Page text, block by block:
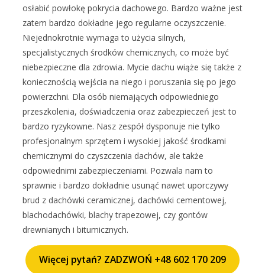
osłabić powłokę pokrycia dachowego. Bardzo ważne jest
zatem bardzo dokładne jego regularne oczyszczenie.
Niejednokrotnie wymaga to użycia silnych,
specjalistycznych środków chemicznych, co może być
niebezpieczne dla zdrowia. Mycie dachu wiąże się także z
koniecznością wejścia na niego i poruszania się po jego
powierzchni. Dla osób niemających odpowiedniego
przeszkolenia, doświadczenia oraz zabezpieczeń jest to
bardzo ryzykowne. Nasz zespół dysponuje nie tylko
profesjonalnym sprzętem i wysokiej jakość środkami
chemicznymi do czyszczenia dachów, ale także
odpowiednimi zabezpieczeniami. Pozwala nam to
sprawnie i bardzo dokładnie usunąć nawet uporczywy
brud z dachówki ceramicznej, dachówki cementowej,
blachodachówki, blachy trapezowej, czy gontów
drewnianych i bitumicznych.
Więcej pytań? ZADZWOŃ +48 602 170 209